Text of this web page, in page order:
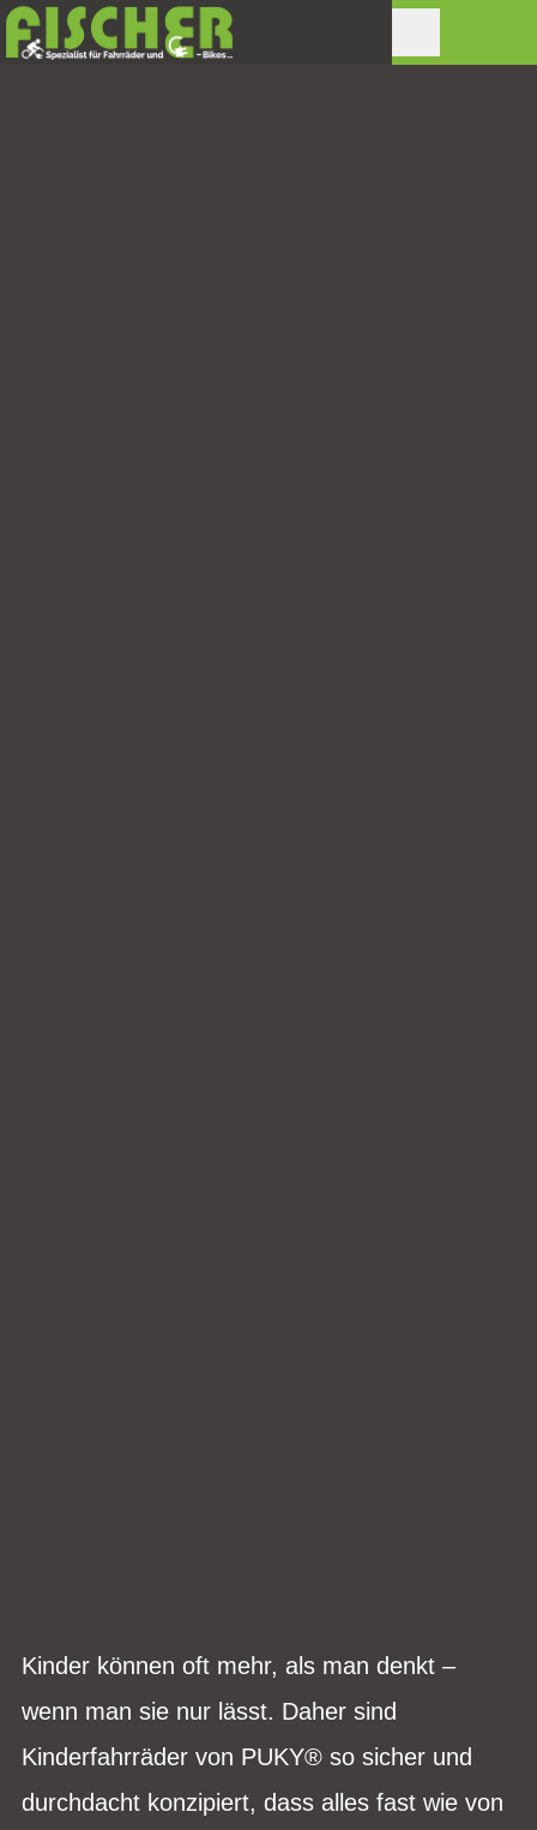
Kinder können oft mehr, als man denkt –
wenn man sie nur lässt. Daher sind
Kinderfahrräder von PUKY® so sicher und
durchdacht konzipiert, dass alles fast wie von